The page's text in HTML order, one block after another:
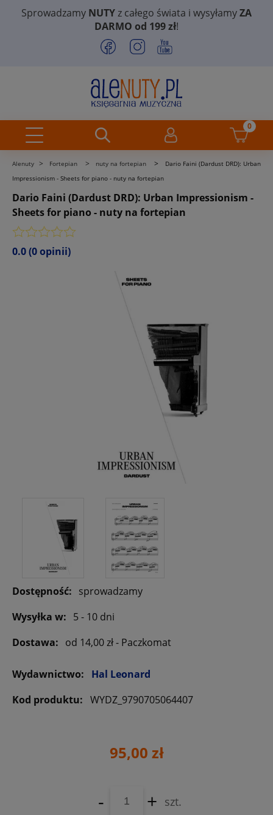
Sprowadzamy NUTYz całego świata i wysyłamyZA
DARMO od 199 zł!
Alenuty > Fortepian > nuty na fortepian >
Dario Faini (Dardust DRD): Urban
Impressionism - Sheets for piano - nuty na fortepian
Dario Faini (Dardust DRD): Urban Impressionism -
Sheets for piano - nuty na fortepian
0.0(0 opinii)
Dostępność: sprowadzamy
Wysyłka w: 5 - 10 dni
Dostawa: od 14,00 zł- Paczkomat
Wydawnictwo:
Hal Leonard
Kod produktu: WYDZ_9790705064407
95,00 zł
- + szt.